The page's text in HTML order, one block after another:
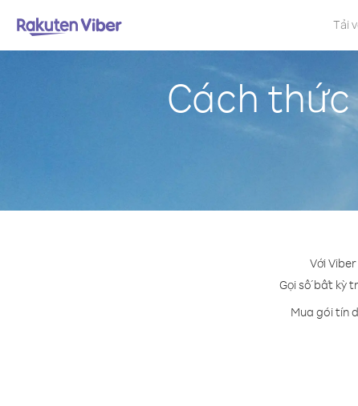
Tải
Cách
Với
Gọi số bất kỳ
Mua gói tín